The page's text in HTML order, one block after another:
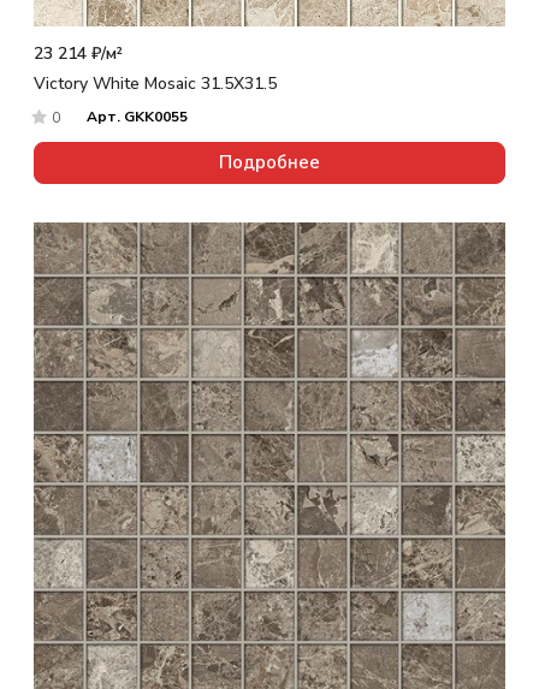
23 214 ₽/м²
Victory White Mosaic 31.5X31.5
0 Арт. GKK0055
Подробнее